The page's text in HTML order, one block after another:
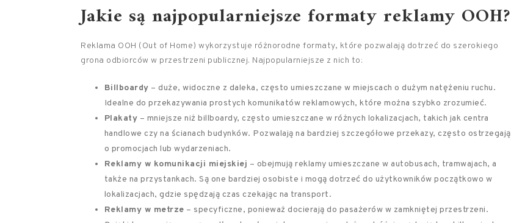
Jakie są najpopularniejsze formaty reklamy OOH?
Reklama OOH (Out of Home) wykorzystuje różnorodne formaty, które pozwalają dotrzeć do szerokiego
grona odbiorców w przestrzeni publicznej. Najpopularniejsze z nich to:
Billboardy – duże, widoczne z daleka, często umieszczane w miejscach o dużym natężeniu ruchu.
Idealne do przekazywania prostych komunikatów reklamowych, które można szybko zrozumieć.
Plakaty – mniejsze niż billboardy, często umieszczane w różnych lokalizacjach, takich jak centra
handlowe czy na ścianach budynków. Pozwalają na bardziej szczegółowe przekazy, często ostrzegają
o promocjach lub wydarzeniach.
Reklamy w komunikacji miejskiej – obejmują reklamy umieszczane w autobusach, tramwajach, a
także na przystankach. Są one bardziej osobiste i mogą dotrzeć do użytkowników początkowo w
lokalizacjach, gdzie spędzają czas czekając na transport.
Reklamy w metrze – specyficzne, ponieważ docierają do pasażerów w zamkniętej przestrzeni.